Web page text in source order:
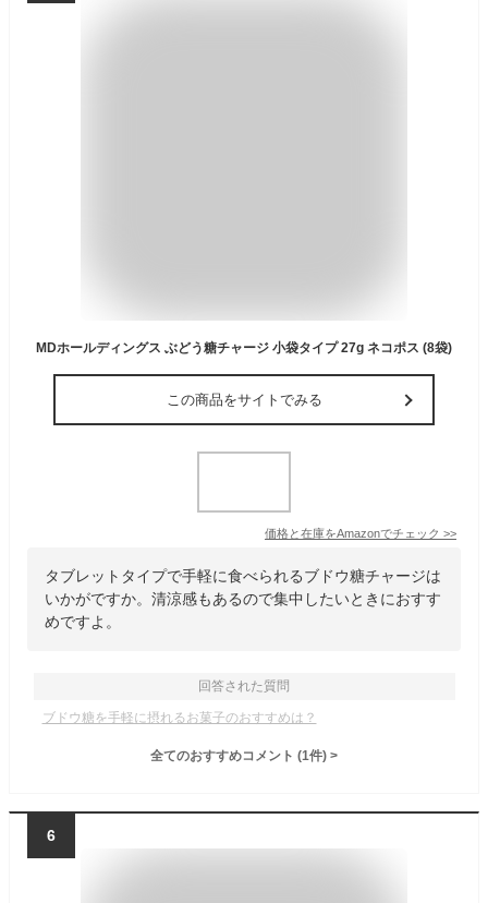
MDホールディングス ぶどう糖チャージ 小袋タイプ 27g ネコポス (8袋)
この商品をサイトでみる
価格と在庫をAmazonでチェック >>
タブレットタイプで手軽に食べられるブドウ糖チャージは
いかがですか。清涼感もあるので集中したいときにおすす
めですよ。
回答された質問
ブドウ糖を手軽に摂れるお菓子のおすすめは？
全てのおすすめコメント (1件) >
6